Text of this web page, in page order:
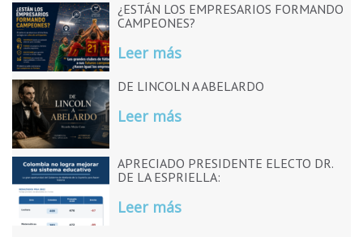
¿ESTÁN LOS EMPRESARIOS FORMANDO
CAMPEONES?
Leer más
DE LINCOLN A ABELARDO
Leer más
APRECIADO PRESIDENTE ELECTO DR.
DE LA ESPRIELLA:
Leer más